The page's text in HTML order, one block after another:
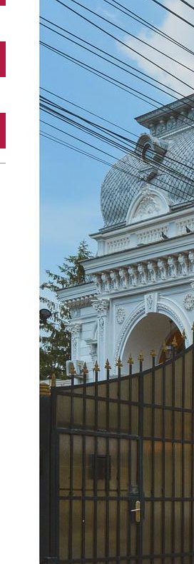
Închirieri auto
Închirieri biciclete
Taxi
Încărcare vehicule electrice